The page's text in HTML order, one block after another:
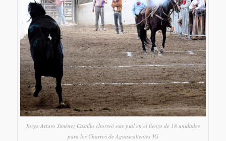
Jorge Arturo Jiménez Castillo chorreó este pial en el lienzo de 18 unidades
para los Charros de Aguascalientes JG